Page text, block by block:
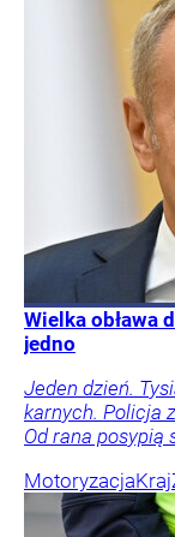
Wielka obława
jedno
Jeden dzień.
karnych. Policja
Od rana posypią
MotoryzacjaKraj